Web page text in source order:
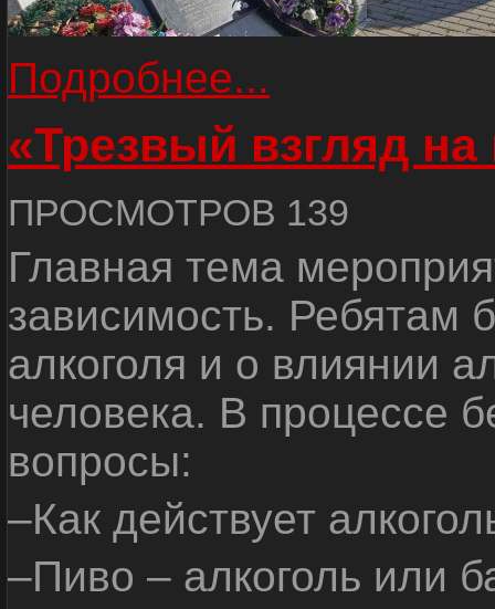
Подробнее...
«Трезвый взгляд на
ПРОСМОТРОВ 139
Главная тема
зависимость. Ребятам
алкоголя и о влиянии
человека. В процессе
вопросы:
–Как действует
–Пиво – алкоголь или